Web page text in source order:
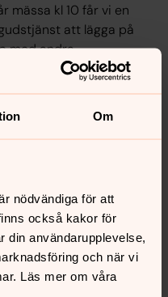
Om
nödvändiga för att
också kakor för
din användarupplevelse,
och när vi
Läs mer om våra
mässa kl 10 får vi en
att lägga på
med andra.
söndagliga mässa på en
komma. Barn är ofta
regelbundet få mat är
kl 10 är en
för församlingens
och samtidigt
till barnen.